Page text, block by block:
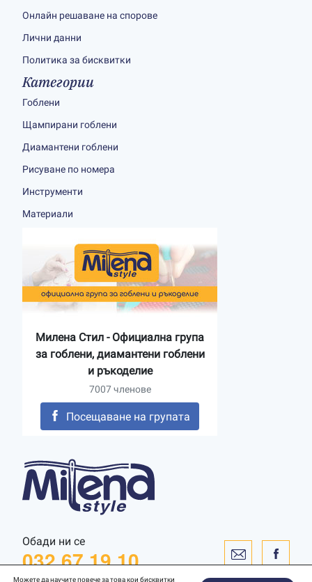
Обади ни се
032 67 19 10
Онлайн решаване на спорове
Лични данни
Политика за бисквитки
Категории
Гоблени
Щампирани гоблени
Диамантени гоблени
Рисуване по номера
Инструменти
Материали
Милена Стил - Официална група
за гоблени, диамантени гоблени
и ръкоделие
7007 членове
Посещаване на групата
Можете да научите повече за това кои бисквитки